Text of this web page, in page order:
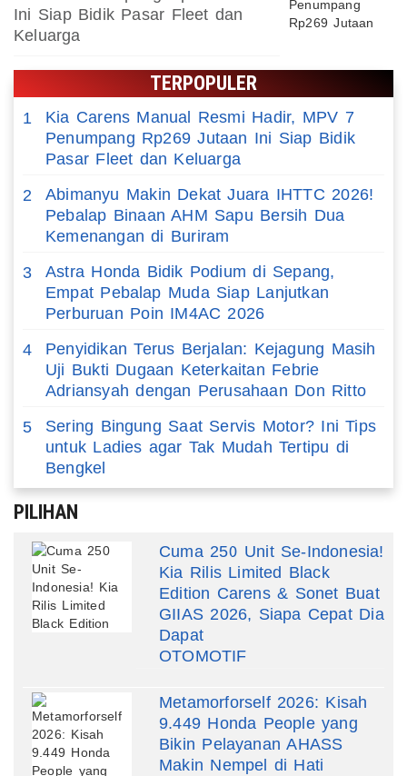
Ini Siap Bidik Pasar Fleet dan
Keluarga
TERPOPULER
1
Kia Carens Manual Resmi Hadir, MPV 7
Penumpang Rp269 Jutaan Ini Siap Bidik
Pasar Fleet dan Keluarga
2
Abimanyu Makin Dekat Juara IHTTC 2026!
Pebalap Binaan AHM Sapu Bersih Dua
Kemenangan di Buriram
3
Astra Honda Bidik Podium di Sepang,
Empat Pebalap Muda Siap Lanjutkan
Perburuan Poin IM4AC 2026
4
Penyidikan Terus Berjalan: Kejagung Masih
Uji Bukti Dugaan Keterkaitan Febrie
Adriansyah dengan Perusahaan Don Ritto
5
Sering Bingung Saat Servis Motor? Ini Tips
untuk Ladies agar Tak Mudah Tertipu di
Bengkel
PILIHAN
Cuma 250 Unit Se-Indonesia!
Kia Rilis Limited Black
Edition Carens & Sonet Buat
GIIAS 2026, Siapa Cepat Dia
Dapat
OTOMOTIF
Metamorforself 2026: Kisah
9.449 Honda People yang
Bikin Pelayanan AHASS
Makin Nempel di Hati